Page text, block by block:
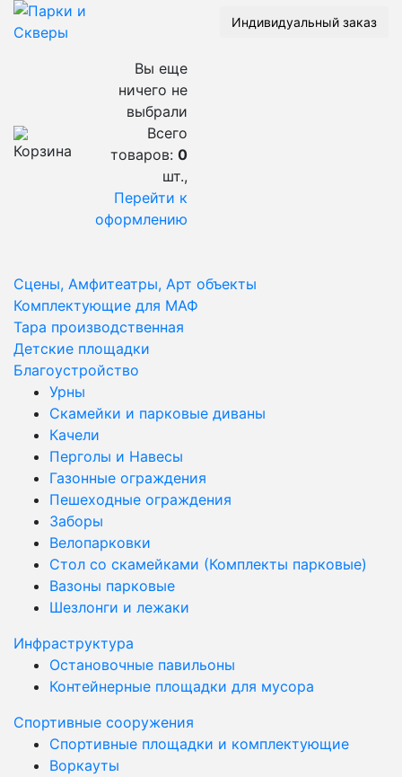
Индивидуальный заказ
Вы еще
ничего не
выбрали
Всего
товаров: 0
шт.,
Перейти к
оформлению
Сцены, Амфитеатры, Арт объекты
Комплектующие для МАФ
Тара производственная
Детские площадки
Благоустройство
Урны
Скамейки и парковые диваны
Качели
Перголы и Навесы
Газонные ограждения
Пешеходные ограждения
Заборы
Велопарковки
Стол со скамейками (Комплекты парковые)
Вазоны парковые
Шезлонги и лежаки
Инфраструктура
Остановочные павильоны
Контейнерные площадки для мусора
Спортивные сооружения
Спортивные площадки и комплектующие
Воркауты